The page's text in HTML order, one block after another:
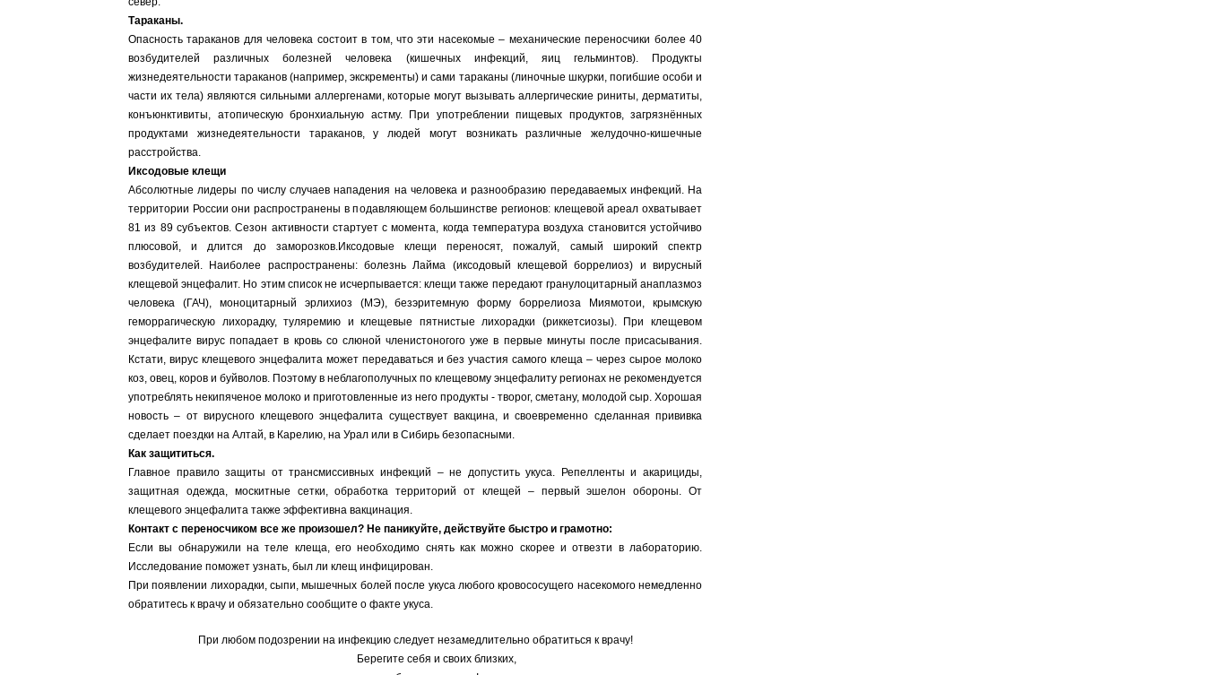
Тараканы.
Опасность тараканов для человека состоит в том, что эти насекомые – механические переносчики более 40
возбудителей различных болезней человека (кишечных инфекций, яиц гельминтов). Продукты
жизнедеятельности тараканов (например, экскременты) и сами тараканы (линочные шкурки, погибшие особи и
части их тела) являются сильными аллергенами, которые могут вызывать аллергические риниты, дерматиты,
конъюнктивиты, атопическую бронхиальную астму. При употреблении пищевых продуктов, загрязнённых
продуктами жизнедеятельности тараканов, у людей могут возникать различные желудочно-кишечные
расстройства.
Иксодовые клещи
Абсолютные лидеры по числу случаев нападения на человека и разнообразию передаваемых инфекций. На
территории России они распространены в подавляющем большинстве регионов: клещевой ареал охватывает
81 из 89 субъектов. Сезон активности стартует с момента, когда температура воздуха становится устойчиво
плюсовой, и длится до заморозков.Иксодовые клещи переносят, пожалуй, самый широкий спектр
возбудителей. Наиболее распространены: болезнь Лайма (иксодовый клещевой боррелиоз) и вирусный
клещевой энцефалит. Но этим список не исчерпывается: клещи также передают гранулоцитарный анаплазмоз
человека (ГАЧ), моноцитарный эрлихиоз (МЭ), безэритемную форму боррелиоза Миямотои, крымскую
геморрагическую лихорадку, туляремию и клещевые пятнистые лихорадки (риккетсиозы). При клещевом
энцефалите вирус попадает в кровь со слюной членистоногого уже в первые минуты после присасывания.
Кстати, вирус клещевого энцефалита может передаваться и без участия самого клеща – через сырое молоко
коз, овец, коров и буйволов. Поэтому в неблагополучных по клещевому энцефалиту регионах не рекомендуется
употреблять некипяченое молоко и приготовленные из него продукты - творог, сметану, молодой сыр. Хорошая
новость – от вирусного клещевого энцефалита существует вакцина, и своевременно сделанная прививка
сделает поездки на Алтай, в Карелию, на Урал или в Сибирь безопасными.
Как защититься.
Главное правило защиты от трансмиссивных инфекций – не допустить укуса. Репелленты и акарициды,
защитная одежда, москитные сетки, обработка территорий от клещей – первый эшелон обороны. От
клещевого энцефалита также эффективна вакцинация.
Контакт с переносчиком все же произошел? Не паникуйте, действуйте быстро и грамотно:
Если вы обнаружили на теле клеща, его необходимо снять как можно скорее и отвезти в лабораторию.
Исследование поможет узнать, был ли клещ инфицирован.
При появлении лихорадки, сыпи, мышечных болей после укуса любого кровососущего насекомого немедленно
обратитесь к врачу и обязательно сообщите о факте укуса.
При любом подозрении на инфекцию следует незамедлительно обратиться к врачу!
Берегите себя и своих близких,